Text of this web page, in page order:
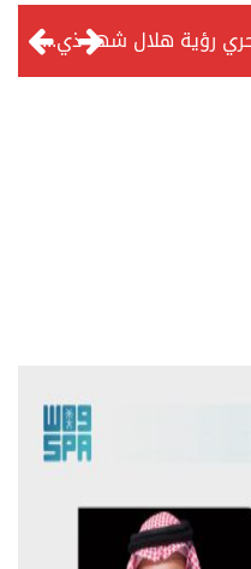
المحكمة العليا تدعو إلى تحري رؤية هلال شهر ذي الحجة مساء يوم الأحد الثلاثين من شهر ذي القعدة -حسب تقويم أم القرى- التاسع والعشرين حسب قرار المحكمة العليا
مجلس الوزراء في جدة
على
العام